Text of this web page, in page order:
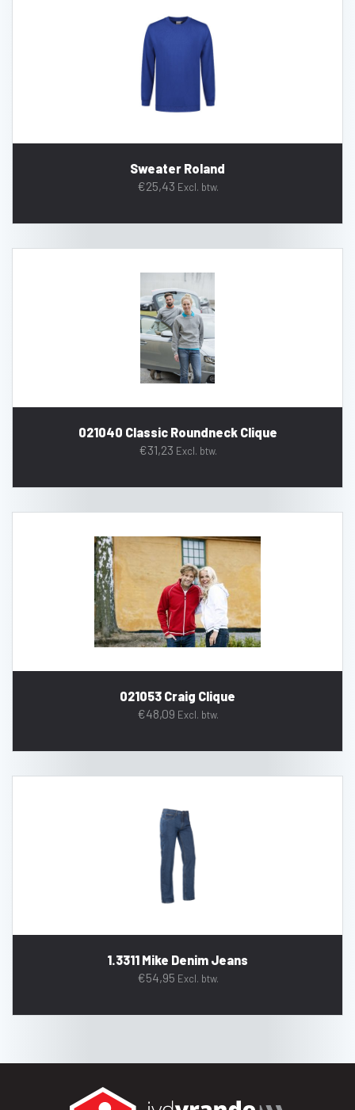
Sweater Roland
€25,43 Excl. btw.
021040 Classic Roundneck Clique
€31,23 Excl. btw.
021053 Craig Clique
€48,09 Excl. btw.
1.3311 Mike Denim Jeans
€54,95 Excl. btw.